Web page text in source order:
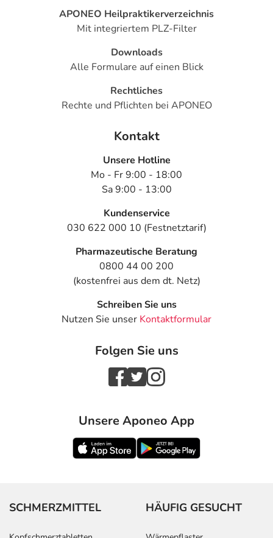
APONEO Heilpraktikerverzeichnis
Mit integriertem PLZ-Filter
Downloads
Alle Formulare auf einen Blick
Rechtliches
Rechte und Pflichten bei APONEO
Kontakt
Unsere Hotline
Mo - Fr 9:00 - 18:00
Sa 9:00 - 13:00
Kundenservice
030 622 000 10 (Festnetztarif)
Pharmazeutische Beratung
0800 44 00 200
(kostenfrei aus dem dt. Netz)
Schreiben Sie uns
Nutzen Sie unser Kontaktformular
Folgen Sie uns
Unsere Aponeo App
SCHMERZMITTEL HÄUFIG GESUCHT